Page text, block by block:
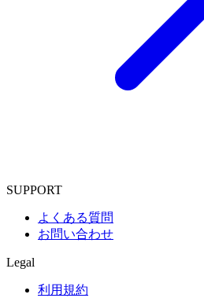
SUPPORT
よくある質問
お問い合わせ
Legal
利用規約